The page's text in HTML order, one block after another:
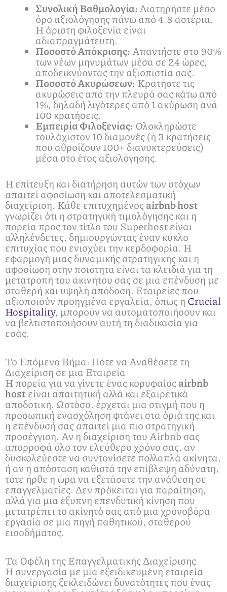
Συνολική Βαθμολογία:Διατηρήστε μέσο
όρο αξιολόγησης πάνω από 4.8 αστέρια.
Η άριστη φιλοξενία είναι
αδιαπραγμάτευτη.
Ποσοστό Απόκρισης:Απαντήστε στο 90%
των νέων μηνυμάτων μέσα σε 24 ώρες,
αποδεικνύοντας την αξιοπιστία σας.
Ποσοστό Ακυρώσεων: Κρατήστε τις
ακυρώσεις από την πλευρά σας κάτω από
1%, δηλαδή λιγότερες από 1 ακύρωση ανά
100 κρατήσεις.
Εμπειρία Φιλοξενίας: Ολοκληρώστε
τουλάχιστον 10 διαμονές (ή 3 κρατήσεις
που αθροίζουν 100+ διανυκτερεύσεις)
μέσα στο έτος αξιολόγησης.
Η επίτευξη και διατήρηση αυτών των στόχων
απαιτεί αφοσίωση και αποτελεσματική
διαχείριση. Κάθε επιτυχημένος airbnb host
γνωρίζει ότι η στρατηγική τιμολόγησης και η
πορεία προς τον τίτλο του Superhost είναι
αλληλένδετες, δημιουργώντας έναν κύκλο
επιτυχίας που ενισχύει την κερδοφορία. Η
εφαρμογή μιας δυναμικής στρατηγικής και η
αφοσίωση στην ποιότητα είναι τα κλειδιά για τη
μετατροπή του ακινήτου σας σε μια επένδυση με
σταθερή και υψηλή απόδοση. Εταιρείες που
αξιοποιούν προηγμένα εργαλεία, όπως η Crucial
Hospitality, μπορούν να αυτοματοποιήσουν και
να βελτιστοποιήσουν αυτή τη διαδικασία για
εσάς.
Το Επόμενο Βήμα: Πότε να Αναθέσετε τη
Διαχείριση σε μια Εταιρεία
Η πορεία για να γίνετε ένας κορυφαίος airbnb
hostείναι απαιτητική αλλά και εξαιρετικά
αποδοτική. Ωστόσο, έρχεται μια στιγμή που η
προσωπική ενασχόληση φτάνει στα όριά της και
η επένδυσή σας απαιτεί μια πιο στρατηγική
προσέγγιση. Αν η διαχείριση του Airbnb σας
απορροφά όλο τον ελεύθερο χρόνο σας, αν
δυσκολεύεστε να συντονίσετε πολλαπλά ακίνητα,
ή αν η απόσταση καθιστά την επίβλεψη αδύνατη,
τότε ήρθε η ώρα να εξετάσετε την ανάθεση σε
επαγγελματίες. Δεν πρόκειται για παραίτηση,
αλλά για μια έξυπνη επενδυτική κίνηση που
μετατρέπει το ακίνητό σας από μια χρονοβόρα
εργασία σε μια πηγή παθητικού, σταθερού
εισοδήματος.
Τα Οφέλη της Επαγγελματικής Διαχείρισης
Η συνεργασία με μια εξειδικευμένη εταιρεία
διαχείρισης ξεκλειδώνει δυνατότητες που ένας